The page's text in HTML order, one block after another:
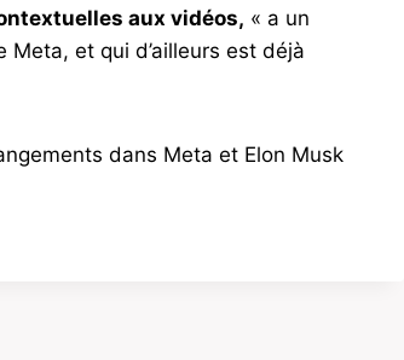
aux vidéos, « a un
et qui d’ailleurs est déjà
dans Meta et Elon Musk